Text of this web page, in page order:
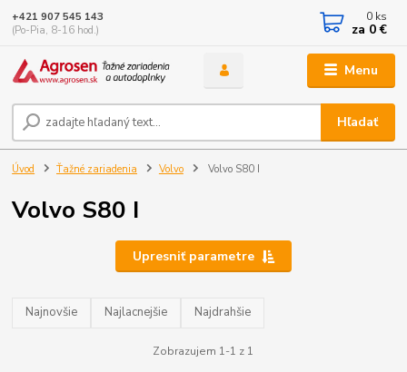
Menu
Hľadať
+421 907 545 143
(Po-Pia, 8-16 hod.)
0 ks
za 0 €
Úvod Ťažné zariadenia Volvo Volvo S80 I
Volvo S80 I
Upresniť parametre
Najnovšie Najlacnejšie Najdrahšie
Zobrazujem 1-1 z 1